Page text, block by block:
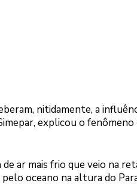
nitidamente, a
explicou o
de ar mais frio que veio na
oceano na altura do